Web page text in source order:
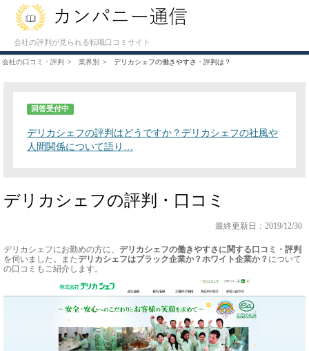
会社の評判が見られる転職口コミサイト
会社の口コミ・評判 業界別 デリカシェフの働きやすさ・評判は？
回答受付中
デリカシェフの評判はどうですか？デリカシェフの社風や
人間関係について語り…
デリカシェフの評判・口コミ
最終更新日：2019/12/30
デリカシェフにお勤めの方に、 デリカシェフの働きやすさに関する口コミ・評判
を伺いました。またデリカシェフはブラック企業か？ホワイト企業か？ について
の口コミもご紹介します。